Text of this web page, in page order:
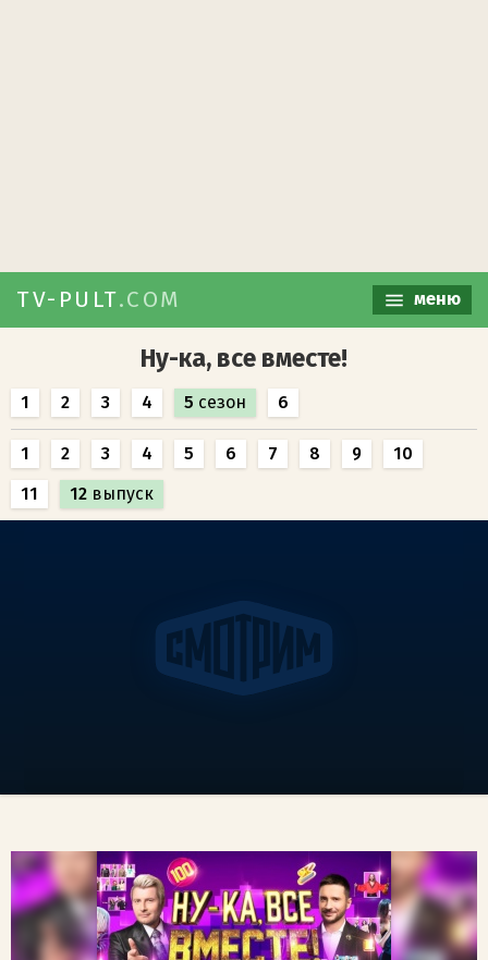
TV-PULT.COM меню
Ну-ка, все вместе!
1 2 3 4 5 сезон 6
1 2 3 4 5 6 7 8 9
10
11
12 выпуск